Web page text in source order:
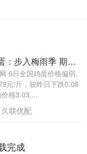
赢金配资网 鸡蛋：步入梅雨季 期货仍有压力
6日全国鸡蛋价格偏弱。
元/斤，较昨日下跌0.08
格3.03....
久联优配
完成